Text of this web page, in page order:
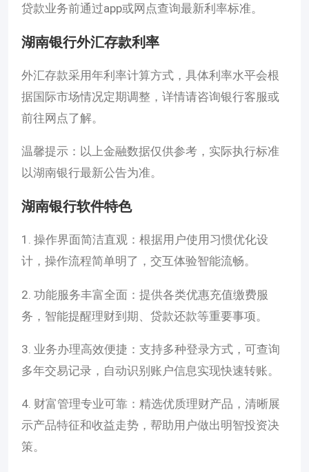
贷款业务前通过app或网点查询最新利率标准。
湖南银行外汇存款利率
外汇存款采用年利率计算方式，具体利率水平会根
据国际市场情况定期调整，详情请咨询银行客服或
前往网点了解。
温馨提示：以上金融数据仅供参考，实际执行标准
以湖南银行最新公告为准。
湖南银行软件特色
1. 操作界面简洁直观：根据用户使用习惯优化设
计，操作流程简单明了，交互体验智能流畅。
2. 功能服务丰富全面：提供各类优惠充值缴费服
务，智能提醒理财到期、贷款还款等重要事项。
3. 业务办理高效便捷：支持多种登录方式，可查询
多年交易记录，自动识别账户信息实现快速转账。
4. 财富管理专业可靠：精选优质理财产品，清晰展
示产品特征和收益走势，帮助用户做出明智投资决
策。